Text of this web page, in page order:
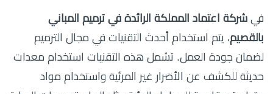
في شركة اعتماد المملكة الرائدة في ترميم المباني
بالقصيم، يتم استخدام أحدث التقنيات في مجال الترميم
لضمان جودة العمل. تشمل هذه التقنيات استخدام معدات
حديثة للكشف عن الأضرار غير المرئية واستخدام مواد